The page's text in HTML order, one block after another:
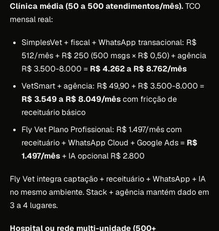
Clínica média (50 a 500 atendimentos/mês).TCO
mensal real:
SimplesVet + fiscal + WhatsApp transacional: R$
512/mês + R$ 250 (500 msgs × R$ 0,50) + agência
R$ 3.500-8.000 = R$ 4.262 a R$ 8.762/mês
VetSmart + agência: R$ 49,90 + R$ 3.500-8.000 =
R$ 3.549 a R$ 8.049/mêscom fricção de
receituário básico
Fly Vet Plano Profissional: R$ 1.497/mês com
receituário + WhatsApp Cloud + Google Ads = R$
1.497/mês+ IA opcional R$ 2.800
Fly Vet integra captação + receituário + WhatsApp + IA
no mesmo ambiente. Stack + agência mantém dado em
3 a 4 lugares.
Hospital ou rede multi-unidade (500+